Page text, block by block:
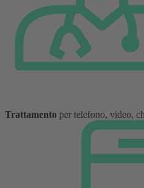
Trattamento per telefono, video,